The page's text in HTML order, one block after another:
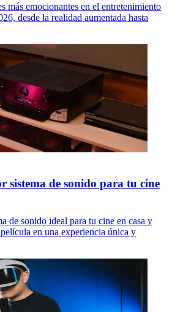
más emocionantes en el entretenimiento
desde la realidad aumentada hasta
sistema de sonido para tu cine
de sonido ideal para tu cine en casa y
en una experiencia única y